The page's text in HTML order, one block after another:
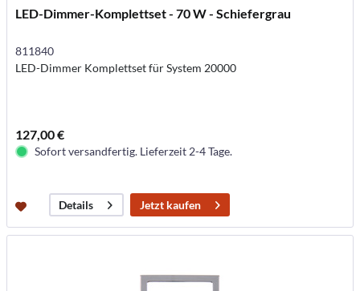
LED-Dimmer-Komplettset - 70 W - Schiefergrau
811840
LED-Dimmer Komplettset für System 20000
127,00 €
Sofort versandfertig. Lieferzeit 2-4 Tage.
Details Jetzt kaufen